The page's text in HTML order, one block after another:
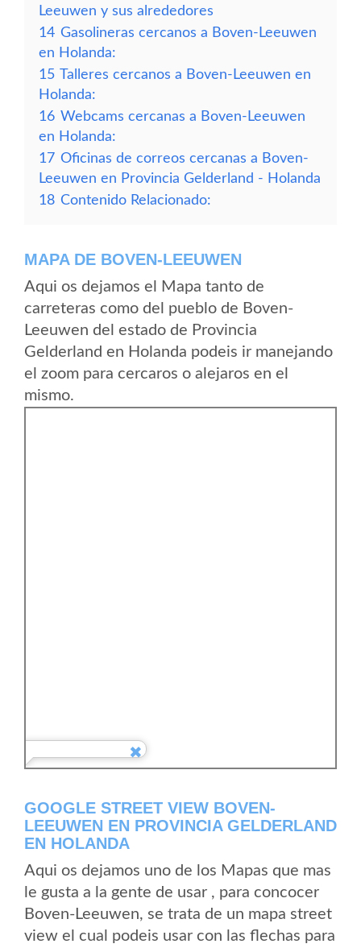
Leeuwen y sus alrededores
14 Gasolineras cercanos a Boven-Leeuwen
en Holanda:
15 Talleres cercanos a Boven-Leeuwen en
Holanda:
16 Webcams cercanas a Boven-Leeuwen
en Holanda:
17 Oficinas de correos cercanas a Boven-
Leeuwen en Provincia Gelderland - Holanda
18 Contenido Relacionado:
MAPA DE BOVEN-LEEUWEN
Aqui os dejamos el Mapa tanto de
carreteras como del pueblo de Boven-
Leeuwen del estado de Provincia
Gelderland en Holanda podeis ir manejando
el zoom para cercaros o alejaros en el
mismo.
GOOGLE STREET VIEW BOVEN-
LEEUWEN EN PROVINCIA GELDERLAND
EN HOLANDA
Aqui os dejamos uno de los Mapas que mas
le gusta a la gente de usar , para concocer
Boven-Leeuwen, se trata de un mapa street
view el cual podeis usar con las flechas para